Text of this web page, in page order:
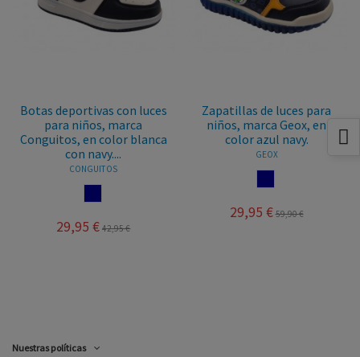
Botas deportivas con luces
para niños, marca
Conguitos, en color blanca
con navy....
CONGUITOS
29,95 € 42,95 €
Zapatillas de luces para
niños, marca Geox, en
color azul navy.
GEOX
29,95 € 59,90 €
Nuestras políticas